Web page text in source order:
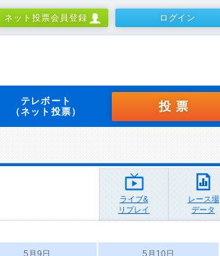
ネット投票会員登録 ログイン
テレボート
（ネット投票）
投票
ライブ&
リプレイ
レース場
データ
5月9日 5月10日